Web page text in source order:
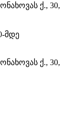
ქ., 30,
მდე
ქ., 30,